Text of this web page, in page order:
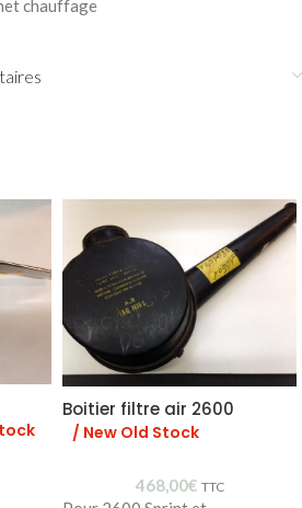
chauffage
Boitier filtre air 2600
/ New Old Stock
468,00€ TTC